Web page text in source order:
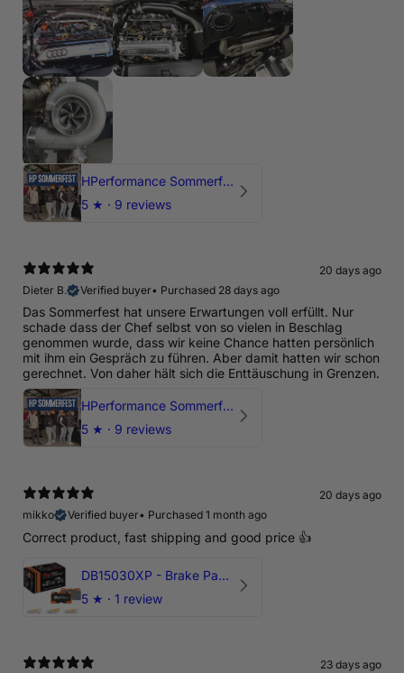
HPerformance Sommerfest 2026
5 ★ · 9 reviews
20 days ago
Dieter B.
Verified buyer• Purchased 28 days ago
Das Sommerfest hat unsere Erwartungen voll erfüllt. Nur
schade dass der Chef selbst von so vielen in Beschlag
genommen wurde, dass wir keine Chance hatten persönlich
mit ihm ein Gespräch zu führen. Aber damit hatten wir schon
gerechnet. Von daher hält sich die Enttäuschung in Grenzen.
HPerformance Sommerfest 2026
5 ★ · 9 reviews
20 days ago
mikko
Verified buyer• Purchased 1 month ago
Correct product, fast shipping and good price 👍
DB15030XP - Brake Pads Xtreme Performance | Front Axle
5 ★ · 1 review
23 days ago